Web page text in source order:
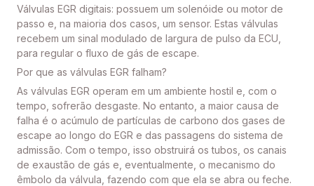
Válvulas EGR digitais: possuem um solenóide ou motor de
passo e, na maioria dos casos, um sensor. Estas válvulas
recebem um sinal modulado de largura de pulso da ECU,
para regular o fluxo de gás de escape.
Por que as válvulas EGR falham?
As válvulas EGR operam em um ambiente hostil e, com o
tempo, sofrerão desgaste. No entanto, a maior causa de
falha é o acúmulo de partículas de carbono dos gases de
escape ao longo do EGR e das passagens do sistema de
admissão. Com o tempo, isso obstruirá os tubos, os canais
de exaustão de gás e, eventualmente, o mecanismo do
êmbolo da válvula, fazendo com que ela se abra ou feche.